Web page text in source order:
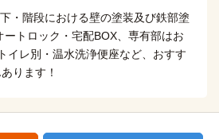
自転車
22分
(約5.1km)
キャンパス)
自転車
ンパス) 25分
自転車
17分
(約4.0km)
自転車
25分
・階段における壁の塗装及び鉄部塗
トロック・宅配BOX、専有部はお
イレ別・温水洗浄便座など、おすす
ります！